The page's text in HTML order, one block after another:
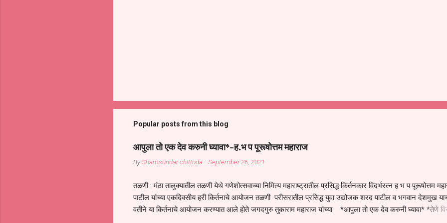
Popular posts from this blog
आपुला तो एक देव करुनी घ्यावा*-ह.भ प पूरूषोत्तम महाराज
ByShamsundar chittoda -September 26, 2021
तळणी : मंठा तालुक्यातील तळणी येथे गणेशोत्सवाच्या निमित्य महाराष्ट्रातील प्रसिद्ध किर्तनकार विदर्भरत्न ह भ प पूरूषोत्तम
पाटील यांच्या एकदिवसीय हरी किर्तनाचे आयोजन तळणी परीसरातील प्रसिद्ध युवा उद्योजक शरद पाटील व भगवान देशमुख
वतीने या किर्तनाचे आयोजन करण्यात आले होते जगदगुरु तुकाराम महाराज यांच्या *आपुला तो एक देव करुनी घ्यावा* *तेणे